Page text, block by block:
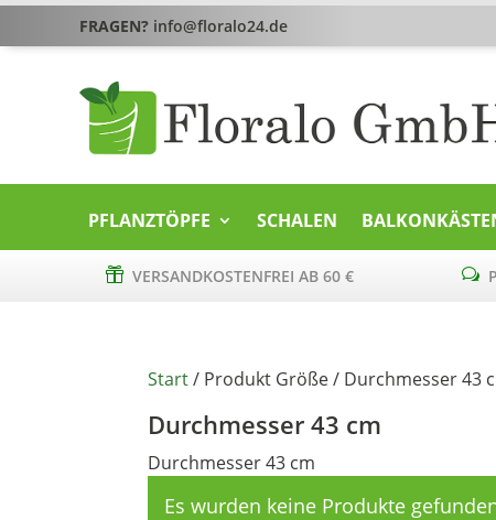
FRAGEN? info@floralo24.de
PFLANZTÖPFE SCHALEN
 VERSANDKOSTENFREI AB 60 € w
Start/ Produkt Größe / Durchmesser 43
Durchmesser 43 cm
Durchmesser 43 cm
Es wurden keine Produkte